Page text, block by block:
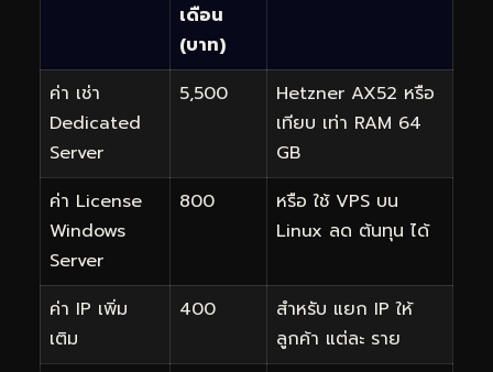
เดือน
(บาท)
ค่า เช่า
Dedicated
Server
5,500
Hetzner AX52 หรือ
เทียบ เท่า RAM 64
GB
ค่า License
Windows
Server
800
หรือ ใช้ VPS บน
Linux ลด ต้นทุน ได้
ค่า IP เพิ่ม
เติม
400
สำหรับ แยก IP ให้
ลูกค้า แต่ละ ราย